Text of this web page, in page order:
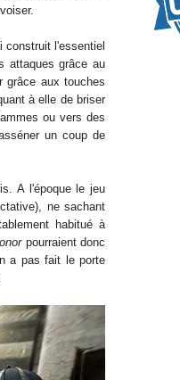
construitl'essentiel
attaques grâce au
grâce aux touches
à elle de briser
ou vers des
un coup de
A l'époque le jeu
, ne sachant
habitué à
pourraient donc
a pas fait le porte